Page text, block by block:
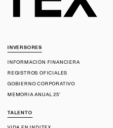
INVERSORES
INFORMACIÓN FINANCIERA
REGISTROS OFICIALES
GOBIERNO CORPORATIVO
MEMORIA ANUAL 25'
TALENTO